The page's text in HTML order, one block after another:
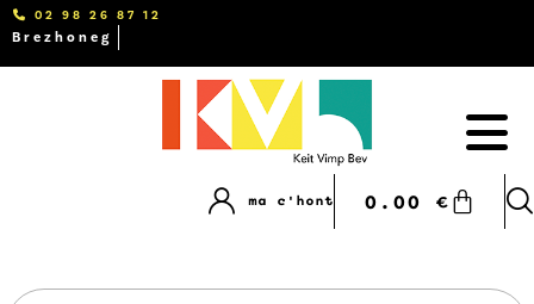
Brezhoneg
02 98 26 87 12
0.00 €
ma c'hont